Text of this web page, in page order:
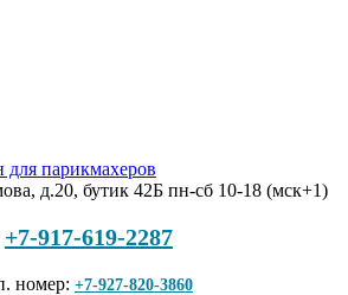
д.20, бутик 42Б пн-сб 10-18 (мск+1)
+7-917-619-2287
номер: +7-927-820-3860